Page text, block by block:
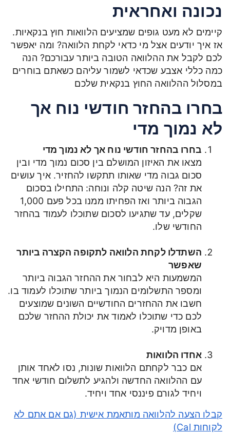
נכונה ואחראית
קיימים לא מעט גופים שמציעים הלוואות חוץ בנקאיות.
אז איך יודעים אצל מי כדאי לקחת הלוואה? ומה יאפשר
לכם לקבל את ההלוואה הטובה ביותר עבורכם? הנה
כמה כללי אצבע שכדאי לשמור עליהם כשאתם בוחרים
במסלול ההלוואה החוץ בנקאית שלכם
בחרו בהחזר חודשי נוח אך
לא נמוך מדי
בחרו בהחזר חודשי נוח אך לא נמוך מדי
מצאו את האיזון המושלם בין סכום נמוך מדי ובין
סכום גבוה מדי שאותו תתקשו להחזיר. איך עושים
את זה? הנה שיטה קלה ונוחה: התחילו בסכום
הגבוה ביותר ואז הפחיתו ממנו בכל פעם 1,000
שקלים, עד שתגיעו לסכום שתוכלו לעמוד בהחזר
החודשי שלו.
השתדלו לקחת הלוואה לתקופה הקצרה ביותר
שאפשר
המשמעות היא לבחור את ההחזר הגבוה ביותר
ומספר התשלומים הנמוך ביותר שתוכלו לעמוד בו.
חשבו את ההחזרים החודשיים השונים שמוצעים
לכם כדי שתוכלו לאמוד את יכולת ההחזר שלכם
באופן מדויק.
אחדו הלוואות
אם כבר לקחתם הלוואות שונות, נסו לאחד אותן
עם ההלוואה החדשה ולהגיע לתשלום חודשי אחד
ויחיד לגורם פיננסי אחד ויחיד.
קבלו הצעה להלוואה מותאמת אישית (גם אם אתם לא
לקוחות Cal)